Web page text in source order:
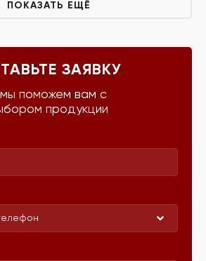
ПОКАЗАТЬ ЕЩЁ
ЗАЯВКУ
поможем вам с
продукции